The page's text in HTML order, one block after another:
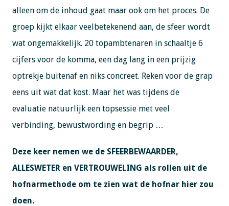
alleen om de inhoud gaat maar ook om het proces. De
groep kijkt elkaar veelbetekenend aan, de sfeer wordt
wat ongemakkelijk. 20 topambtenaren in schaaltje 6
cijfers voor de komma, een dag lang in een prijzig
optrekje buitenaf en niks concreet. Reken voor de grap
eens uit wat dat kost. Maar het was tijdens de
evaluatie natuurlijk een topsessie met veel
verbinding, bewustwording en begrip …
Deze keer nemen we de SFEERBEWAARDER,
ALLESWETER en VERTROUWELING als rollen uit de
hofnarmethode om te zien wat de hofnar hier zou
doen.